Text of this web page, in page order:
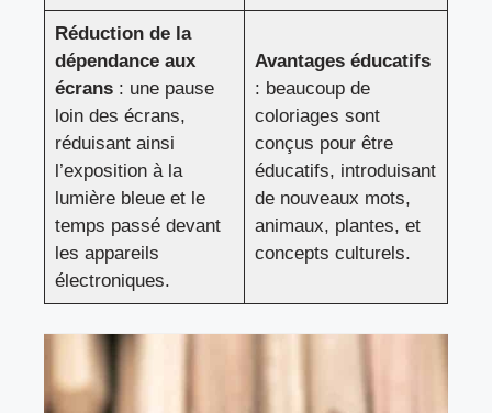
Réduction de la
dépendance aux
écrans: une pause
loin des écrans,
réduisant ainsi
l’exposition à la
lumière bleue et le
temps passé devant
les appareils
électroniques.
Avantages éducatifs
: beaucoup de
coloriages sont
conçus pour être
éducatifs, introduisant
de nouveaux mots,
animaux, plantes, et
concepts culturels.